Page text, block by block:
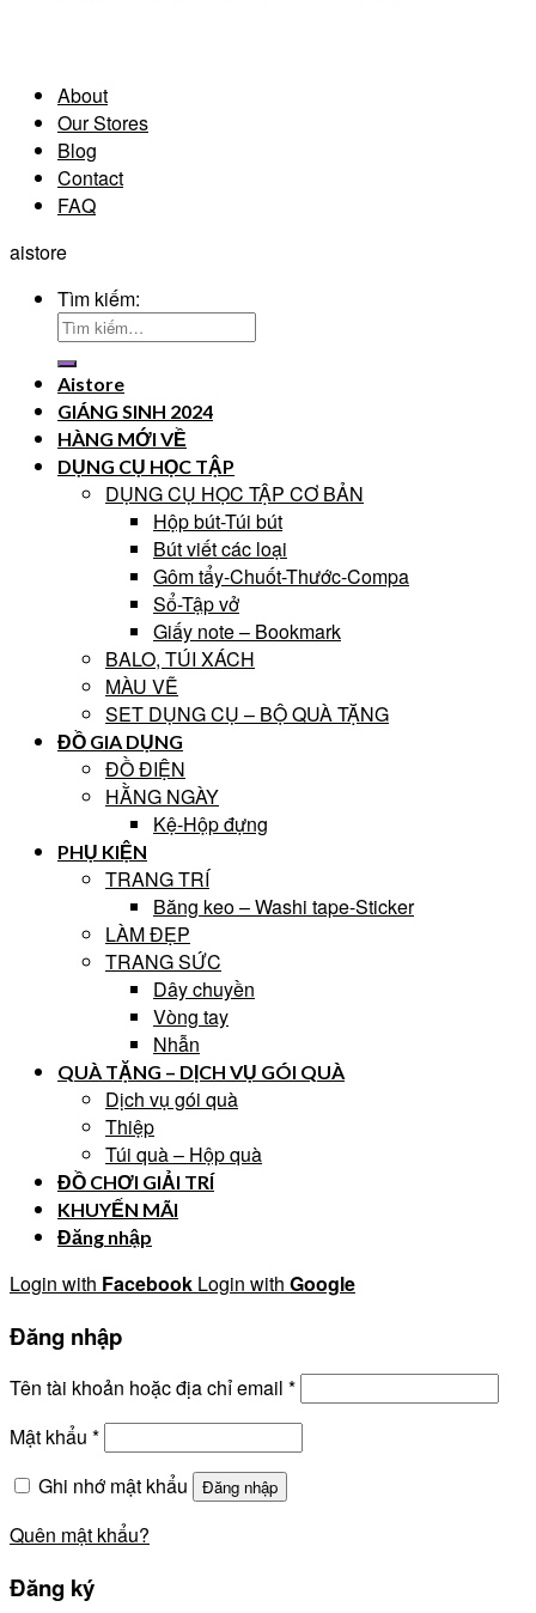
About
Our Stores
Blog
Contact
FAQ
aistore
Tìm kiếm:
Aistore
GIÁNG SINH 2024
HÀNG MỚI VỀ
DỤNG CỤ HỌC TẬP
DỤNG CỤ HỌC TẬP CƠ BẢN
Hộp bút-Túi bút
Bút viết các loại
Gôm tẩy-Chuốt-Thước-Compa
Sổ-Tập vở
Giấy note – Bookmark
BALO, TÚI XÁCH
MÀU VẼ
SET DỤNG CỤ – BỘ QUÀ TẶNG
ĐỒ GIA DỤNG
ĐỒ ĐIỆN
HẰNG NGÀY
Kệ-Hộp đựng
PHỤ KIỆN
TRANG TRÍ
Băng keo – Washi tape-Sticker
LÀM ĐẸP
TRANG SỨC
Dây chuyền
Vòng tay
Nhẫn
QUÀ TẶNG – DỊCH VỤ GÓI QUÀ
Dịch vụ gói quà
Thiệp
Túi quà – Hộp quà
ĐỒ CHƠI GIẢI TRÍ
KHUYẾN MÃI
Đăng nhập
Login with Facebook Login with Google
Đăng nhập
Tên tài khoản hoặc địa chỉ email *
Mật khẩu *
Ghi nhớ mật khẩu
Đăng nhập
Quên mật khẩu?
Đăng ký